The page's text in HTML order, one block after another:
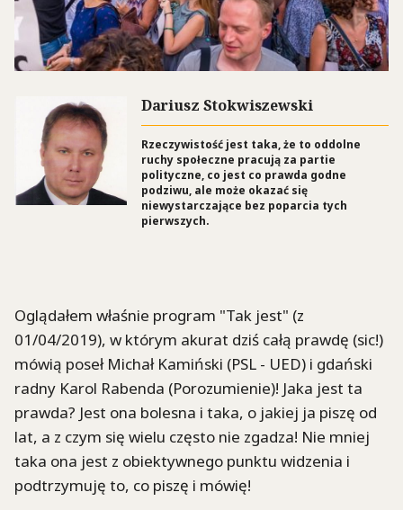
Dariusz Stokwiszewski
Rzeczywistość jest taka, że to oddolne
ruchy społeczne pracują za partie
polityczne, co jest co prawda godne
podziwu, ale może okazać się
niewystarczające bez poparcia tych
pierwszych.
Oglądałem właśnie program "Tak jest" (z
01/04/2019), w którym akurat dziś całą prawdę (sic!)
mówią poseł Michał Kamiński (PSL - UED) i gdański
radny Karol Rabenda (Porozumienie)! Jaka jest ta
prawda? Jest ona bolesna i taka, o jakiej ja piszę od
lat, a z czym się wielu często nie zgadza! Nie mniej
taka ona jest z obiektywnego punktu widzenia i
podtrzymuję to, co piszę i mówię!